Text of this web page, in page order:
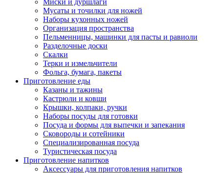
Миски и дуршлаги
Мусаты и точилки для ножей
Наборы кухонных ножей
Организация пространства
Пельменницы, машинки для пасты и равиоли
Разделочные доски
Скалки
Терки и измельчители
Фольга, бумага, пакеты
Приготовление еды
Казаны и тажины
Кастрюли и ковши
Крышки, колпаки, ручки
Наборы посуды для готовки
Посуда и формы для выпечки и запекания
Сковороды и сотейники
Специализированная посуда
Туристическая посуда
Приготовление напитков
Аксессуары для приготовления напитков